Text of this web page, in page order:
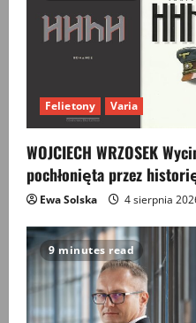
o
n
Felietony Varia
WOJCIECH WRZOSEK
pochłonięta przez
Ewa Solska 4 sierpnia
9 minutes read